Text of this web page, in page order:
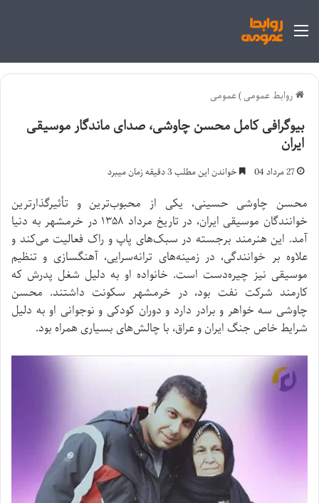
منو
روابط عمومی)عمومی
بیوگرافی کامل محسن چاوشی، صدای ماندگار موسیقی
ایران
27 مرداد 04 خواندن این مطلب 3 دقیقه زمان میبرد
محسن چاوشی حسینی، یکی از محبوب‌ترین و تأثیرگذارترین
خوانندگان موسیقی ایران، در تاریخ مرداد ۱۳۵۸ در خرمشهر به دنیا
آمد. این هنرمند برجسته در سبک‌های پاپ و راک فعالیت می‌کند و
علاوه بر خوانندگی، در زمینه‌های ترانه‌سرایی، آهنگسازی و تنظیم
موسیقی نیز چیره‌دست است. خانواده او به دلیل شغل پدرش که
کارمند شرکت نفت بود، در خرمشهر سکونت داشتند. محسن
چاوشی سه خواهر و برادر دارد و دوران کودکی و نوجوانی او به دلیل
شرایط خاص جنگ ایران و عراق، با چالش‌های بسیاری همراه بود.